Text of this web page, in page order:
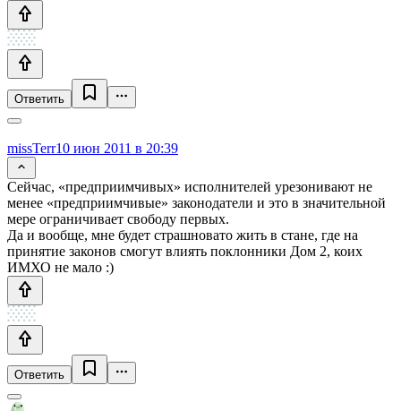
Ответить
missTerr10 июн 2011 в 20:39
Сейчас, «предприимчивых» исполнителей урезонивают не
менее «предприимчивые» законодатели и это в значительной
мере ограничивает свободу первых.
Да и вообще, мне будет страшновато жить в стане, где на
принятие законов смогут влиять поклонники Дом 2, коих
ИМХО не мало :)
Ответить